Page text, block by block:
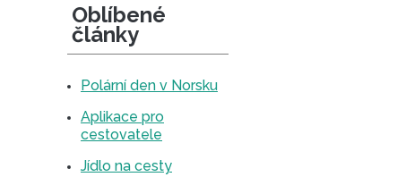
Oblíbené
články
Polární den v Norsku
Aplikace pro
cestovatele
Jídlo na cesty